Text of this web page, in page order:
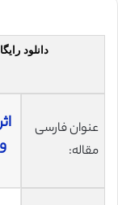
دانلود
عنوان فارسی
مقاله: